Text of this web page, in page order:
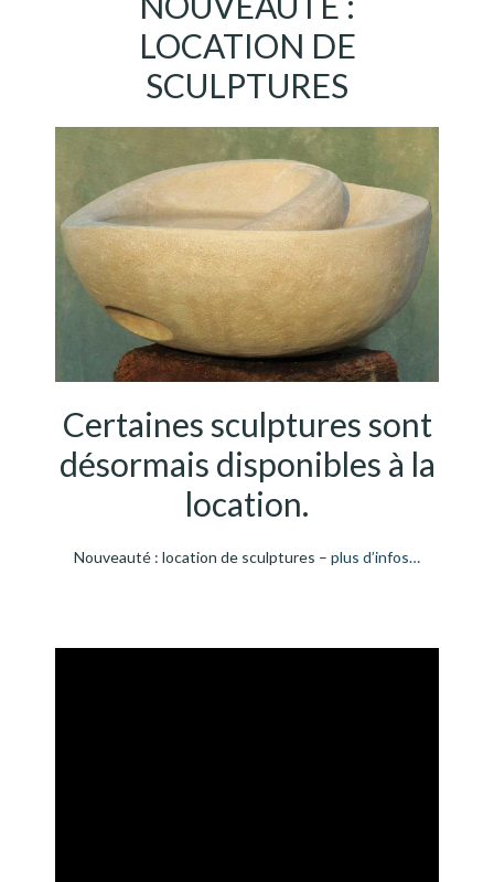
LOCATION DE
SCULPTURES
Certaines sculptures sont
désormais disponibles à la
location.
Nouveauté : location de sculptures – plus d’infos…